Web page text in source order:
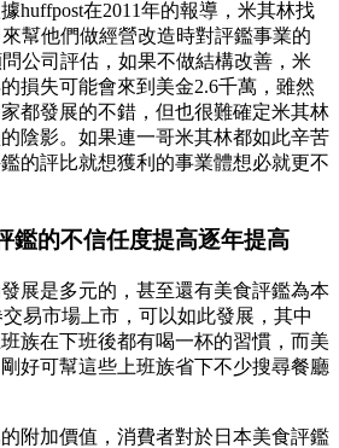
huffpost在2011年的報導，米其林找
幫他們做經營改造時對評鑑事業的
公司評估，如果不做結構改善，米
損失可能會來到美金2.6千萬，雖然
都發展的不錯，但也很難確定米其林
陰影。如果連一哥米其林都如此辛苦
的評比就想獲利的事業體想必就更不
鑑的不信任度提高逐年提高
展是多元的，甚至還有美食評鑑為本
易市場上市，可以如此發展，其中
族在下班後都有喝一杯的習慣，而美
好可幫這些上班族省下不少搜尋餐廳
附加價值，消費者對於日本美食評鑑